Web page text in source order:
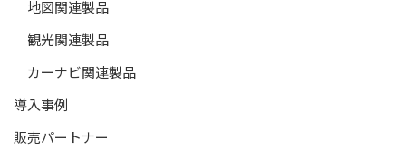
地図関連製品
観光関連製品
カーナビ関連製品
導入事例
販売パートナー